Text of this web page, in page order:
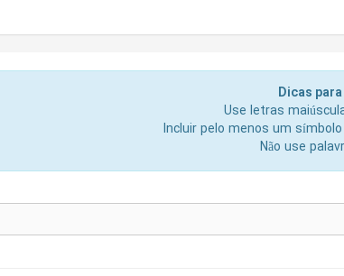
Força da
Dicas
Use letras
Incluir pelo menos um símbolo
Não use